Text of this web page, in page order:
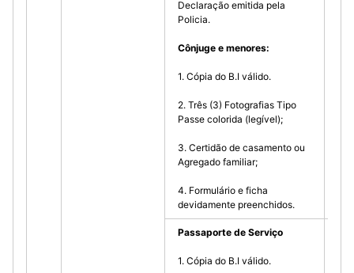
Declaração emitida pela
Policia.
Cônjuge e menores:
1. Cópia do B.I válido.
2. Três (3) Fotografias Tipo
Passe colorida (legível);
3. Certidão de casamento ou
Agregado familiar;
4. Formulário e ficha
devidamente preenchidos.
Passaporte de Serviço
1. Cópia do B.I válido.